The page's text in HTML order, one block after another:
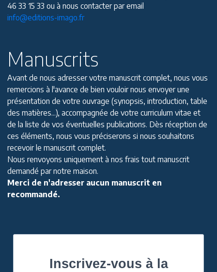
46 33 15 33 ou à nous contacter par email
info@editions-imago.fr
Manuscrits
Avant de nous adresser votre manuscrit complet, nous vous
remercions à l'avance de bien vouloir nous envoyer une
présentation de votre ouvrage (synopsis, introduction, table
des matières...), accompagnée de votre curriculum vitae et
de la liste de vos éventuelles publications. Dès réception de
ces éléments, nous vous préciserons si nous souhaitons
recevoir le manuscrit complet.
Nous renvoyons uniquement à nos frais tout manuscrit
demandé par notre maison.
Merci de n'adresser aucun manuscrit en
recommandé.
Inscrivez-vous à la